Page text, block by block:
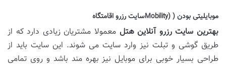
موبایلیتی بودن ( (Mobilityسایت رزرو اقامتگاه
بهترین سایت رزرو آنلاین هتل معمولا مشتریان زیادی دارد که از
طریق گوشی و تبلت نیز وارد سایت می شوند. این سایت باید از
طراحی بسیار خوبی برای موبایل نیز بهره مند باشد و روی تمامی